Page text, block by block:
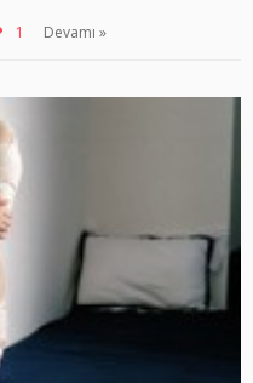
1 Devamı »